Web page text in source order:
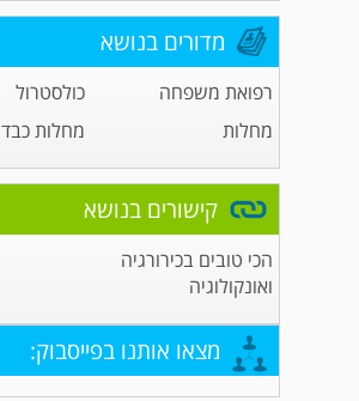
מדורים בנושא
רפואת משפחה
כולסטרול
מחלות
מחלות כבד
קישורים בנושא
הכי טובים בכירורגיה
ואונקולוגיה
מצאו אותנו בפייסבוק: